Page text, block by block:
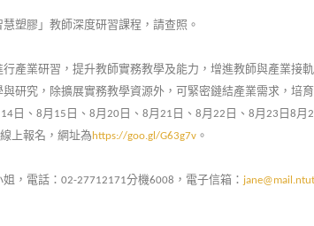
塑膠」教師深度研習課程，請查照。
產業研習，提升教師實務教學及能力，增進教師與產業
研究，除擴展實務教學資源外，可緊密鏈結產業需求，培
14日、 8月 15 日、 8月20日、 8月21 日、 8月22 日、 8月23 日8月
上報名，網址為 https://goo.gl/G63g7v 。
，電話： 02-27712171分機6008 ，電子信箱：